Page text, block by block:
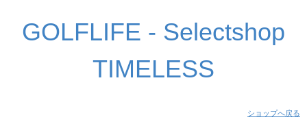
GOLFLIFE - Selectshop
TIMELESS
ショップへ戻る